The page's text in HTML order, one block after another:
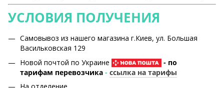
УСЛОВИЯ ПОЛУЧЕНИЯ
Самовывоз из нашего магазина г.Киев, ул. Большая
Васильковская 129
Новой почтой по Украине
- по
тарифам перевозчика - ссылка на тарифы